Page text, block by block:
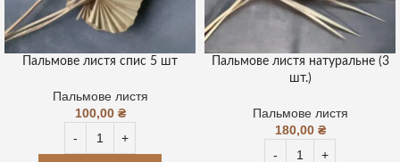
Пальмове листя спис 5 шт
Пальмове листя
100,00 ₴
Пальмове листя натуральне (3
шт.)
Пальмове листя
180,00 ₴